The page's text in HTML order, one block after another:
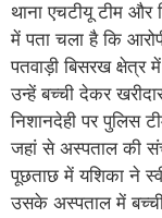
थाना एचटीयू टीम और
में पता चला है कि
पतवाड़ी बिसरख
उन्हें बच्ची देकर
निशानदेही पर पुलिस
जहां से अस्पताल की
पूछताछ में यशिका ने
उसके अस्पताल में बच्ची